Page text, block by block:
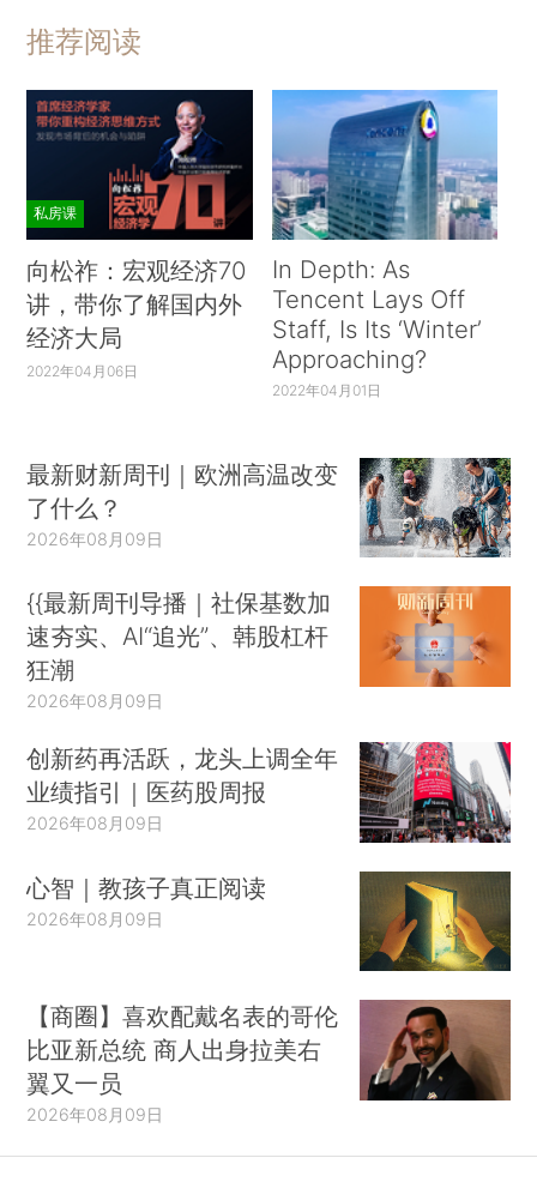
范境外输入风险的重点地区。
2020年10月12日以来，国内累计报告确诊病
例4128例，其中境外输入1775例，本土病例2353
例。本土确诊病例中，河北省941例，黑龙江省
659例，吉林省416例，辽宁省87例，新疆（含兵
团）78例，北京市69例，内蒙古28例，上海市29
例，山东省15例，四川省13例，天津市10例，山西
推荐阅读
私房课
向松祚：宏观经济70
讲，带你了解国内外
经济大局
2022年04月06日
In Depth: As
Tencent Lays Off
Staff, Is Its ‘Winter’
Approaching?
2022年04月01日
最新财新周刊｜欧洲高温改变
了什么？
2026年08月09日
{{最新周刊导播｜社保基数加
速夯实、AI“追光”、韩股杠杆
狂潮
2026年08月09日
创新药再活跃，龙头上调全年
业绩指引｜医药股周报
2026年08月09日
心智｜教孩子真正阅读
2026年08月09日
【商圈】喜欢配戴名表的哥伦
比亚新总统 商人出身拉美右
翼又一员
2026年08月09日